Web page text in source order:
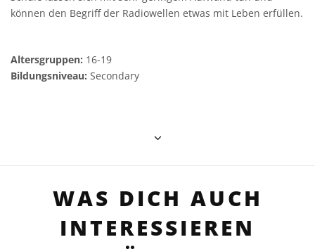
können den Begriff der Radiowellen etwas mit Leben erfüllen.
Altersgruppen: 16-19
Bildungsniveau: Secondary
WAS DICH AUCH
INTERESSIEREN